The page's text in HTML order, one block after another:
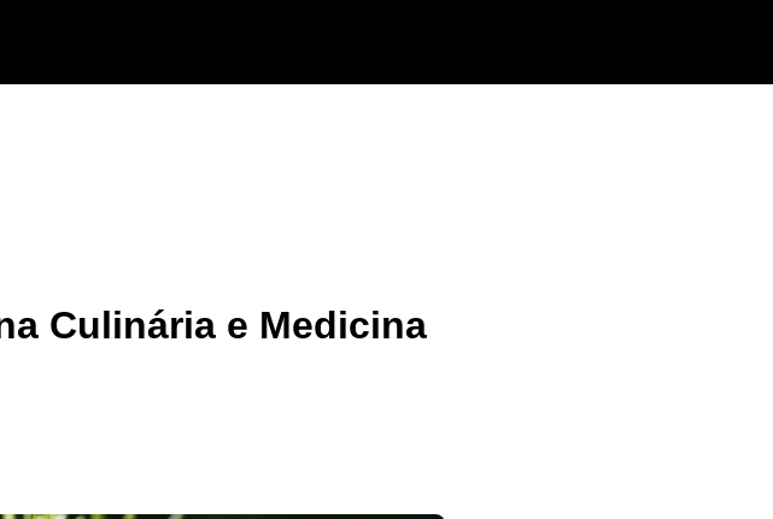
Culinária e Medicina